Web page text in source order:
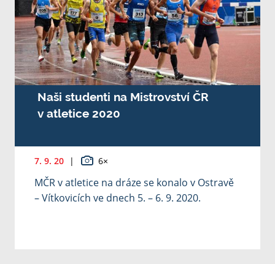
Naši studenti na Mistrovství ČR
v atletice 2020
7. 9. 20 | 6×
MČR v atletice na dráze se konalo v Ostravě
– Vítkovicích ve dnech 5. – 6. 9. 2020.